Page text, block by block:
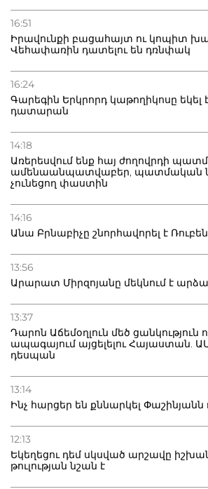
16:51
Իրավունքի բացահայտ ու կոպիտ
Վեհափառին դատելու են դռնփակ
16:24
Գարեգին Երկրորդ կաթողիկոսը եկել
դատարան
14:18
Առերեսվում ենք հայ ժողովրդի
ամենաանպատվաբեր, պատմական
չունեցող փաստին
14:16
Անա Բրնաբիչը շնորհավորել է
13:56
Արարատ Միրզոյանը մեկնում է
13:37
Դարոն Աճեմօղլուն մեծ ցանկություն
ապագայում այցելելու Հայաստան.
դեսպան
13:14
Ինչ հարցեր են քննարկել
12:13
Եկեղեցու դեմ սկսված արշավը
թուլության նշան է